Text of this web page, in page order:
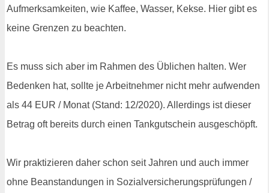
Aufmerksamkeiten, wie Kaffee, Wasser, Kekse. Hier gibt es
keine Grenzen zu beachten.
Es muss sich aber im Rahmen des Üblichen halten. Wer
Bedenken hat, sollte je Arbeitnehmer nicht mehr aufwenden
als 44 EUR / Monat (Stand: 12/2020). Allerdings ist dieser
Betrag oft bereits durch einen Tankgutschein ausgeschöpft.
Wir praktizieren daher schon seit Jahren und auch immer
ohne Beanstandungen in Sozialversicherungsprüfungen /